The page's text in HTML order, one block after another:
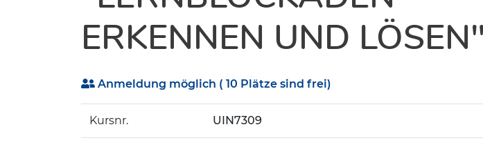
ERKENNEN UND LÖSEN"
Anmeldung möglich ( 10 Plätze sind frei)
Kursnr. UIN7309